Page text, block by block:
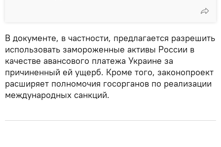
В документе, в частности, предлагается разрешить
использовать замороженные активы России в
качестве авансового платежа Украине за
причиненный ей ущерб. Кроме того, законопроект
расширяет полномочия госорганов по реализации
международных санкций.